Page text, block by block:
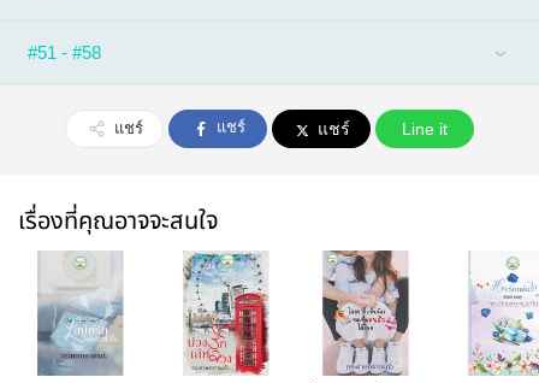
#51 - #58
แชร์ แชร์ แชร์ Line it
เรื่องที่คุณอาจจะสนใจ